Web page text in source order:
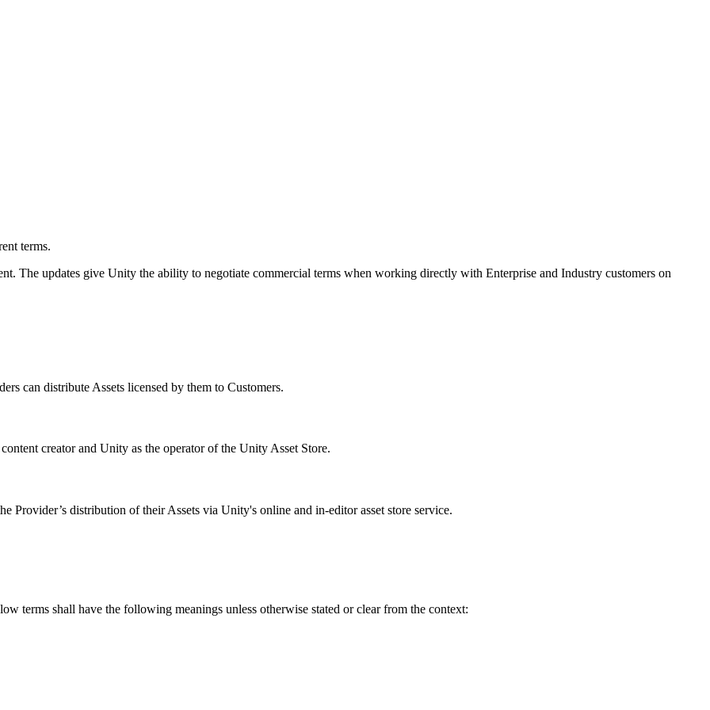
terms.
The updates give Unity the ability to negotiate commercial terms when working directly with Enterprise and Industry customers on
can distribute Assets licensed by them to Customers.
creator and Unity as the operator of the Unity Asset Store.
Provider’s distribution of their Assets via Unity's online and in-editor asset store service.
terms shall have the following meanings unless otherwise stated or clear from the context: